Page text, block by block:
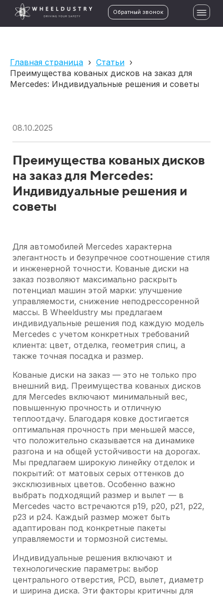
Обратный звонок
Главная страница › Статьи ›
Преимущества кованых дисков на заказ для
Mercedes: Индивидуальные решения и советы
08.10.2025
Преимущества кованых дисков
на заказ для Mercedes:
Индивидуальные решения и
советы
Для автомобилей Mercedes характерна
элегантность и безупречное соотношение стиля
и инженерной точности. Кованые диски на
заказ позволяют максимально раскрыть
потенциал машин этой марки: улучшение
управляемости, снижение неподрессоренной
массы. В Wheeldustry мы предлагаем
индивидуальные решения под каждую модель
Mercedes с учетом конкретных требований
клиента: цвет, отделка, геометрия спиц, а
также точная посадка и размер.
Кованые диски на заказ — это не только про
внешний вид. Преимущества кованых дисков
для Mercedes включают минимальный вес,
повышенную прочность и отличную
теплоотдачу. Благодаря ковке достигается
оптимальная прочность при меньшей массе,
что положительно сказывается на динамике
разгона и на общей устойчивости на дорогах.
Мы предлагаем широкую линейку отделок и
покрытий: от матовых серых оттенков до
эксклюзивных цветов. Особенно важно
выбрать подходящий размер и вылет — в
Mercedes часто встречаются р19, р20, р21, р22,
р23 и р24. Каждый размер может быть
адаптирован под конкретные пакеты
управляемости и тормозной системы.
Индивидуальные решения включают и
технологические параметры: выбор
центрального отверстия, PCD, вылет, диаметр
и ширина диска. Эти факторы критичны для